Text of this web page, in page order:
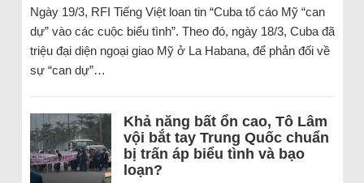
Ngày 19/3, RFI Tiếng Việt loan tin “Cuba tố cáo Mỹ “can
dự” vào các cuộc biểu tình”. Theo đó, ngày 18/3, Cuba đã
triệu đại diện ngoại giao Mỹ ở La Habana, để phản đối về
sự “can dự”…
Khả năng bất ổn cao, Tô Lâm
vội bắt tay Trung Quốc chuẩn
bị trấn áp biểu tình và bạo
loạn?